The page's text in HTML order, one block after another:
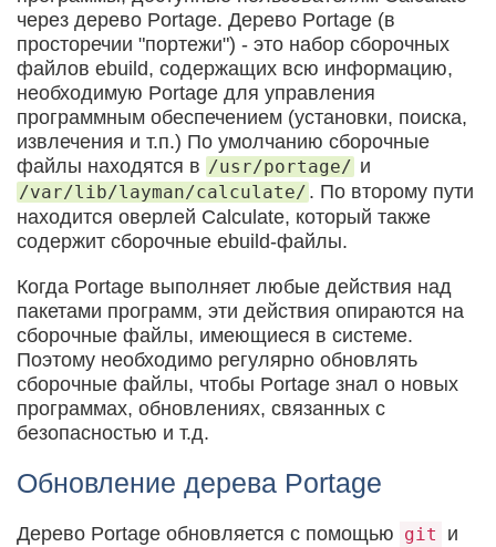
через дерево Portage. Дерево Portage (в
просторечии "портежи") - это набор сборочных
файлов ebuild, содержащих всю информацию,
необходимую Portage для управления
программным обеспечением (установки, поиска,
извлечения и т.п.) По умолчанию сборочные
файлы находятся в /usr/portage/ и
/var/lib/layman/calculate/ . По второму пути
находится оверлей Calculate, который также
содержит сборочные ebuild-файлы.
Когда Portage выполняет любые действия над
пакетами программ, эти действия опираются на
сборочные файлы, имеющиеся в системе.
Поэтому необходимо регулярно обновлять
сборочные файлы, чтобы Portage знал о новых
программах, обновлениях, связанных с
безопасностью и т.д.
Обновление дерева Portage
Дерево Portage обновляется с помощью git
и